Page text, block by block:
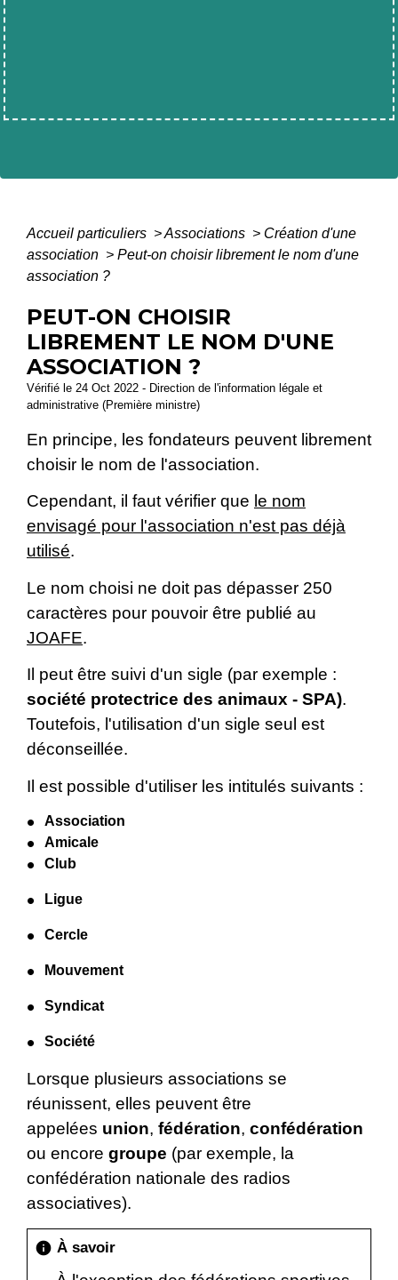
Accueil particuliers >Associations > Création d'une
association > Peut-on choisir librement le nom d'une
association ?
PEUT-ON CHOISIR
LIBREMENT LE NOM D'UNE
ASSOCIATION ?
Vérifié le 24 Oct 2022 - Direction de l'information légale et
administrative (Première ministre)
En principe, les fondateurs peuvent librement
choisir le nom de l'association.
Cependant, il faut vérifier que le nom
envisagé pour l'association n'est pas déjà
utilisé.
Le nom choisi ne doit pas dépasser 250
caractères pour pouvoir être publié au
JOAFE.
Il peut être suivi d'un sigle (par exemple :
société protectrice des animaux - SPA).
Toutefois, l'utilisation d'un sigle seul est
déconseillée.
Il est possible d'utiliser les intitulés suivants :
Association
Amicale
Club
Ligue
Cercle
Mouvement
Syndicat
Société
Lorsque plusieurs associations se
réunissent, elles peuvent être
appelées union, fédération, confédération
ou encore groupe (par exemple, la
confédération nationale des radios
associatives).
info À savoir